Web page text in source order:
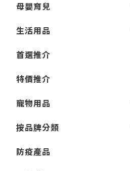
母嬰育兒
生活用品
首選推介
特價推介
寵物用品
按品牌分類
防疫產品